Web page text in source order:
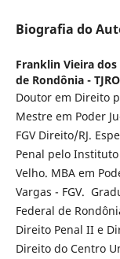
Biografia do
Franklin Vieira dos
de Rondônia - TJRO
Doutor em Direito
Mestre em Poder
FGV Direito/RJ.
Penal pelo
Velho. MBA em
Vargas - FGV.
Federal de
Direito Penal II e
Direito do Centro